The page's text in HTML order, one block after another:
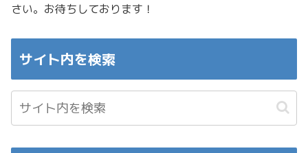
さい。お待ちしております！
サイト内を検索